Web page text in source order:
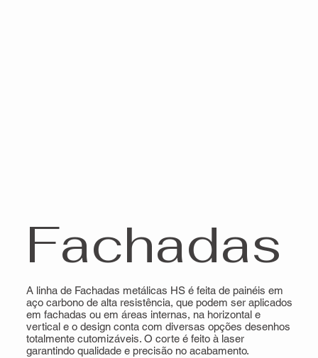
Fachadas
A linha de Fachadas metálicas HS é feita de painéis em
aço carbono de alta resistência, que podem ser aplicados
em fachadas ou em áreas internas, na horizontal e
vertical e o design conta com diversas opções desenhos
totalmente cutomizáveis. O corte é feito à laser
garantindo qualidade e precisão no acabamento.